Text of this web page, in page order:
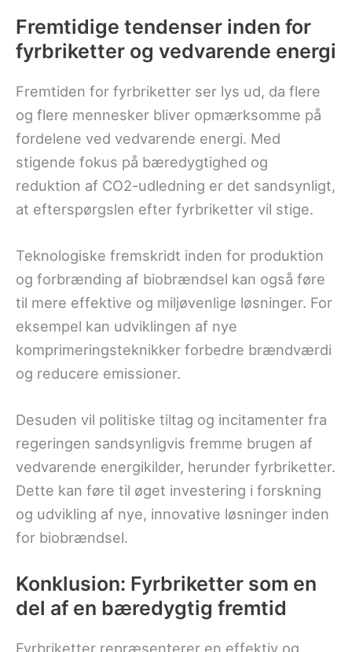
Fremtidige tendenser inden for
fyrbriketter og vedvarende energi
Fremtiden for fyrbriketter ser lys ud, da flere
og flere mennesker bliver opmærksomme på
fordelene ved vedvarende energi. Med
stigende fokus på bæredygtighed og
reduktion af CO2-udledning er det sandsynligt,
at efterspørgslen efter fyrbriketter vil stige.
Teknologiske fremskridt inden for produktion
og forbrænding af biobrændsel kan også føre
til mere effektive og miljøvenlige løsninger. For
eksempel kan udviklingen af nye
komprimeringsteknikker forbedre brændværdi
og reducere emissioner.
Desuden vil politiske tiltag og incitamenter fra
regeringen sandsynligvis fremme brugen af
vedvarende energikilder, herunder fyrbriketter.
Dette kan føre til øget investering i forskning
og udvikling af nye, innovative løsninger inden
for biobrændsel.
Konklusion: Fyrbriketter som en
del af en bæredygtig fremtid
Fyrbriketter repræsenterer en effektiv og